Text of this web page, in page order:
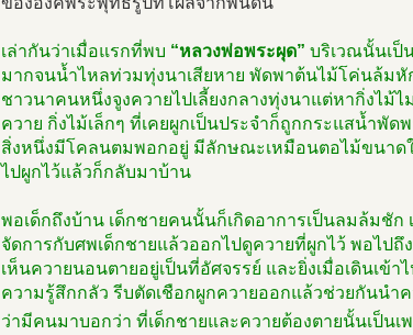
เล่ากันว่าเมื่อแรกที่พบ “หลวงพ่อพระผุด” บริเวณนั้นเป็
มากจนน้ำไหลท่วมทุ่งนาเสียหาย พัดพาต้นไม้โค่นล้มหั
ชาวนาคนหนึ่งจูงควายไปเลี้ยงกลางทุ่งนาแต่หากิ่งไม้ไ
ควาย กิ่งไม้เล็กๆ ที่เคยผูกเป็นประจำก็ถูกกระแสน้ำพั
สิ่งหนึ่งมีโคลนตมพอกอยู่ มีลักษณะเหมือนตอไม้ขนาด
ไปผูกไว้แล้วก็กลับมาบ้าน
พอเด็กถึงบ้าน เด็กชายคนนั้นก็เกิดอาการเป็นลมล้มชั
จัดการกับศพเด็กชายแล้วออกไปดูควายที่ผูกไว้ พอไป
เห็นควายนอนตายอยู่เป็นที่อัศจรรย์ และยิ่งเมื่อเดินเข้า
ความรู้สึกกลัว รีบตัดเชือกผูกควายออกแล้วช่วยกันนำ
ว่ามีคนมาบอกว่า ที่เด็กชายและควายต้องตายนั้นเป็นเ